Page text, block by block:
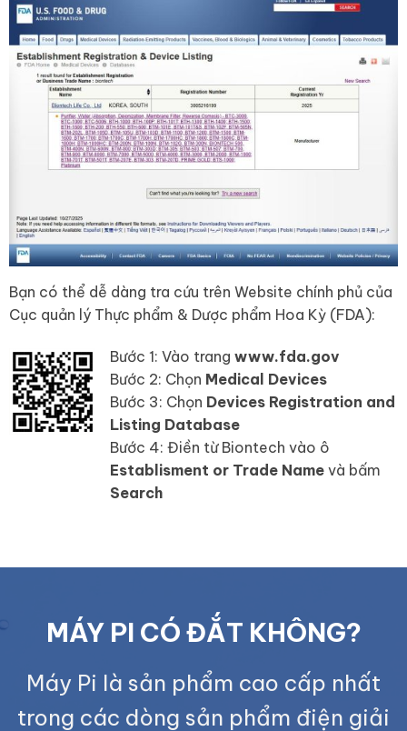
Bạn có thể dễ dàng tra cứu trên Website chính phủ của
Cục quản lý Thực phẩm & Dược phẩm Hoa Kỳ (FDA):
Bước 1: Vào trang www.fda.gov
Bước 2: Chọn Medical Devices
Bước 3: Chọn Devices Registration and
Listing Database
Bước 4: Điền từ Biontech vào ô
Establisment or Trade Namevà bấm
Search
MÁY PI CÓ ĐẮT KHÔNG?
Máy Pi là sản phẩm cao cấp nhất
trong các dòng sản phẩm điện giải